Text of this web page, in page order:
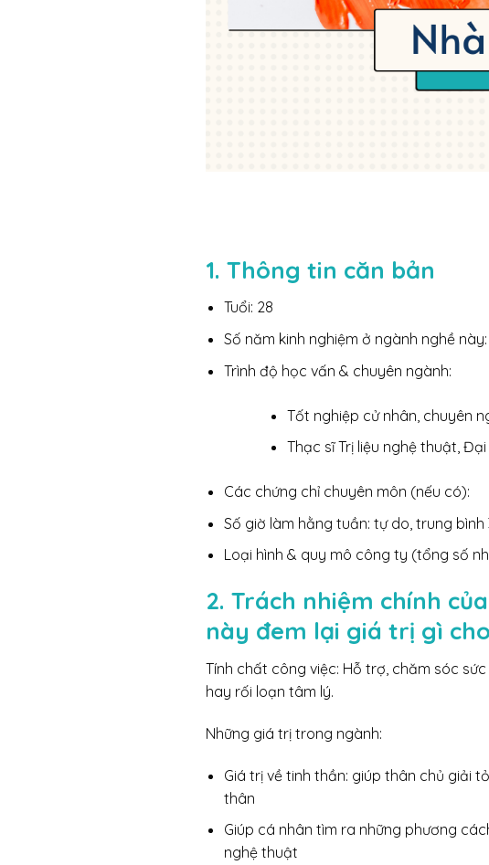
1. Thông tin căn bản
Tuổi: 28
Số năm kinh nghiệm ở ngành nghề
Trình độ học vấn & chuyên ngành:
Tốt nghiệp cử nhân, chuyên
Thạc sĩ Trị liệu nghệ thuật,
Các chứng chỉ chuyên môn (nếu có):
Số giờ làm hằng tuần: tự do, trung
Loại hình & quy mô công ty (tổng số
2. Trách nhiệm chính
này đem lại giá trị gì
Tính chất công việc: Hỗ trợ, chăm sóc
hay rối loạn tâm lý.
Những giá trị trong ngành:
Giá trị về tinh thần: giúp thân chủ giải
thân
Giúp cá nhân tìm ra những phương
nghệ thuật